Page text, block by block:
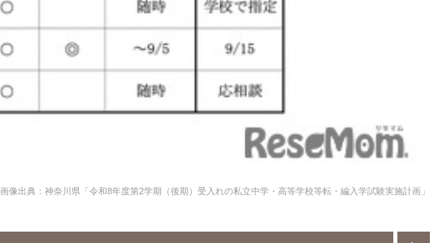
画像出典：神奈川県「令和8年度第2学期（後期）受入れの私立中学・高等学校等転・編入学試験実施計画」